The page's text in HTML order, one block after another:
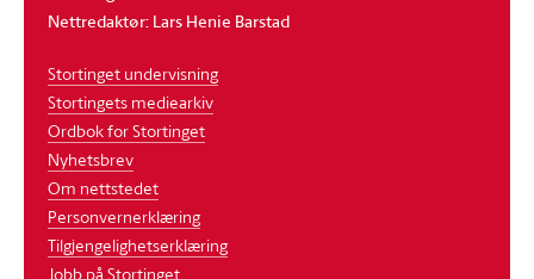
Nettredaktør: Lars Henie Barstad
Stortinget undervisning
Stortingets mediearkiv
Ordbok for Stortinget
Nyhetsbrev
Om nettstedet
Personvernerklæring
Tilgjengelighetserklæring
Jobb på Stortinget